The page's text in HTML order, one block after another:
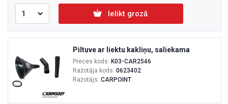
Ielikt grozā
Piltuve ar liektu kakliņu, saliekama
Preces kods: K03-CAR2546
Ražotāja kods: 0623402
Ražotājs: CARPOINT